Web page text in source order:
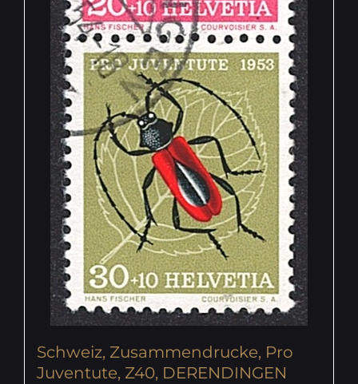
Schweiz, Zusammendrucke, Pro
Juventute, Z40, DERENDINGEN